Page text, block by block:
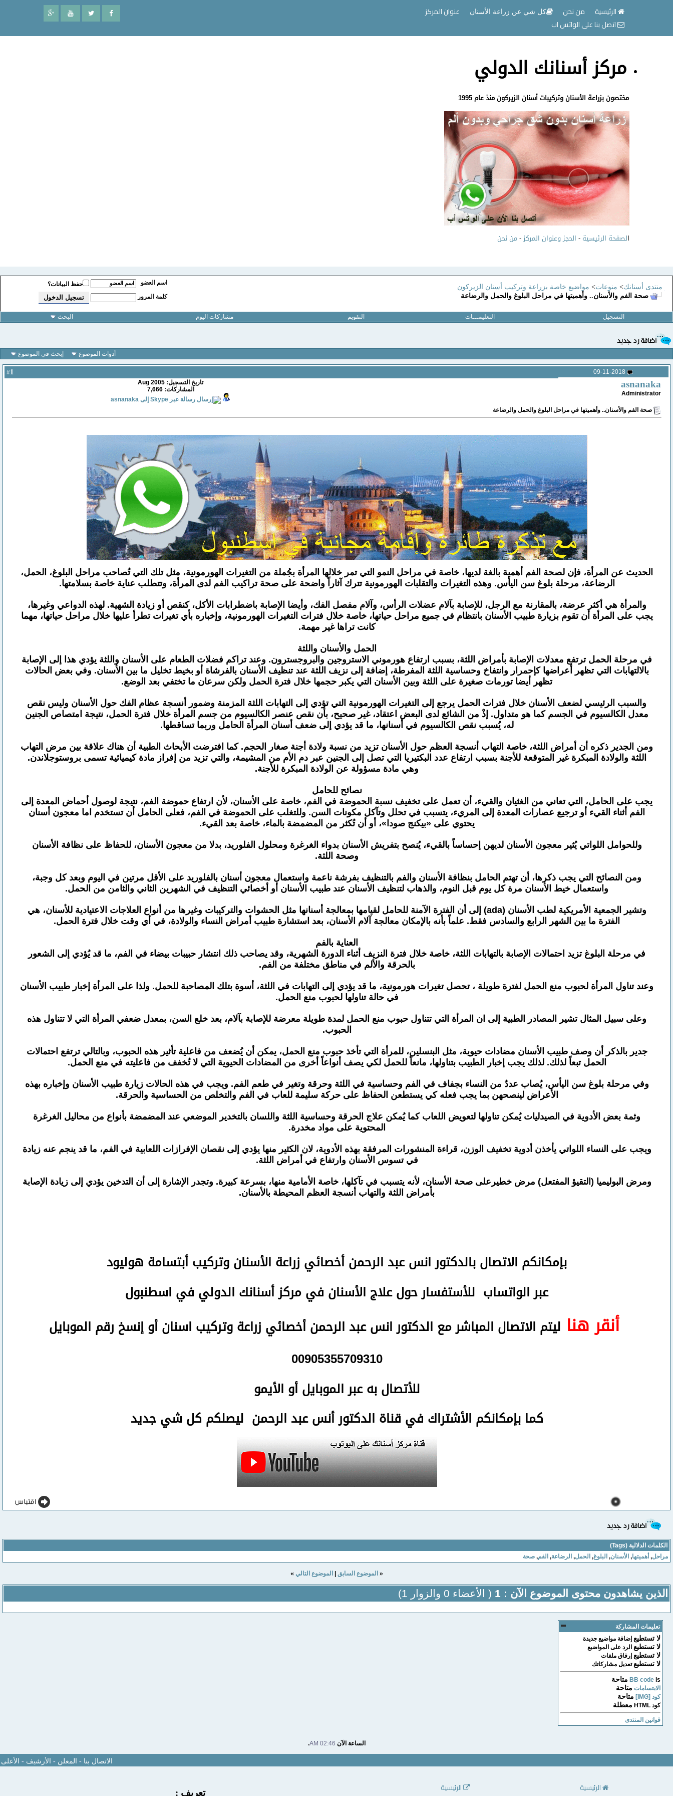
الرئيسية من نحن كل شي عن زراعة الأسنان
عنوان المركز
اتصل بنا على الواتس اب
مركز أسنانك الدولي
مختصون بزراعة الأسنان وتركيبات أسنان الزيركون منذ عام 1995
الصفحة الرئيسية - الحجز وعنوان المركز-من نحن
منتدى أسنانك> منوعات> مواضيع خاصة بزراعة وتركيب أسنان الزيركون
صحة الفم والأسنان.. وأهميتها في مراحل البلوغ والحمل والرضاعة
اسم العضو
حفظ البيانات؟
كلمة المرور
التسجيل التعليمـــات التقويم مشاركات اليوم البحث
أدوات الموضوع إبحث في الموضوع
09-11-2018
1
asnanaka
Administrator
تاريخ التسجيل: Aug 2005
المشاركات: 7,666
صحة الفم والأسنان.. وأهميتها في مراحل البلوغ والحمل والرضاعة
الحديث عن المرأة، فإن لصحة الفم أهمية بالغة لديها، خاصة في مراحل النمو التي تمر خلالها المرأة بجُملة من التغيرات الهورمونية، مثل تلك التي تُصاحب مراحل البلوغ، الحمل،
الرضاعة، مرحلة بلوغ سن اليأس. وهذه التغيرات والتقلبات الهورمونية تترك آثاراً واضحة على صحة تراكيب الفم لدى المرأة، وتتطلب عناية خاصة بسلامتها.
والمرأة هي أكثر عرضة، بالمقارنة مع الرجل، للإصابة بآلام عضلات الرأس، وآلام مفصل الفك، وأيضا الإصابة باضطرابات الأكل، كنقص أو زيادة الشهية. لهذه الدواعي وغيرها،
يجب على المرأة أن تقوم بزيارة طبيب الأسنان بانتظام في جميع مراحل حياتها، خاصة خلال فترات التغيرات الهورمونية، وإخباره بأي تغيرات تطرأ عليها خلال مراحل حياتها، مهما
كانت تراها غير مهمة.
الحمل والأسنان واللثة
في مرحلة الحمل ترتفع معدلات الإصابة بأمراض اللثة، بسبب ارتفاع هورموني الاستروجين والبروجسترون. وعند تراكم فضلات الطعام على الأسنان واللثة يؤدي هذا إلى الإصابة
بالالتهابات التي تظهر أعراضها كإحمرار وانتفاخ وحساسية اللثة المفرطة، إضافة إلى نزيف اللثة عند تنظيف الأسنان بالفرشاة أو بخيط تخليل ما بين الأسنان. وفي بعض الحالات
تظهر أيضا تورمات صغيرة على اللثة وبين الأسنان التي يكبر حجمها خلال فترة الحمل ولكن سرعان ما تختفي بعد الوضع.
والسبب الرئيسي لضعف الأسنان خلال فترات الحمل يرجع إلى التغيرات الهورمونية التي تؤدي إلى التهابات اللثة المزمنة وضمور أنسجة عظام الفك حول الأسنان وليس نقص
معدل الكالسيوم في الجسم كما هو متداول. إذْ من الشائع لدى البعض اعتقاد، غير صحيح، بأن نقص عنصر الكالسيوم من جسم المرأة خلال فترة الحمل، نتيجة امتصاص الجنين
له، يُسبب نقص الكالسيوم في أسنانها، ما قد يؤدي إلى ضعف أسنان المرأة الحامل وربما تساقطها.
ومن الجدير ذكره أن أمراض اللثة، خاصة التهاب أنسجة العظم حول الأسنان تزيد من نسبة ولادة أجنة صغار الحجم. كما افترضت الأبحاث الطبية أن هناك علاقة بين مرض التهاب
اللثة والولادة المبكرة غير المتوقعة للأجنة بسبب ارتفاع عدد البكتيريا التي تصل إلى الجنين عبر دم الأم من المشيمة، والتي تزيد من إفراز مادة كيميائية تسمى بروستوجلاندن.
وهي مادة مسؤولة عن الولادة المبكرة للأجنة.
نصائح للحامل
يجب على الحامل، التي تعاني من الغثيان والقيء، أن تعمل على تخفيف نسبة الحموضة في الفم، خاصة على الأسنان، لأن ارتفاع حموضة الفم، نتيجة لوصول أحماض المعدة إلى
الفم أثناء القيء أو ترجيع عصارات المعدة إلى المريء، يتسبب في تحلل وتآكل مكونات السن. وللتغلب على الحموضة في الفم، فعلى الحامل أن تستخدم اما معجون أسنان
يحتوي على «بيكنج صودا»، أو أن تُكثر من المضمضة بالماء، خاصة بعد القيء.
وللحوامل اللواتي يُثير معجون الأسنان لديهن إحساساً بالقيء، يُنصح بتفريش الأسنان بدواء الغرغرة ومحلول الفلوريد، بدلا من معجون الأسنان، للحفاظ على نظافة الأسنان
وصحة اللثة.
ومن النصائح التي يجب ذكرها، أن تهتم الحامل بنظافة الأسنان والفم بالتنظيف بفرشة ناعمة واستعمال معجون أسنان بالفلوريد على الأقل مرتين في اليوم وبعد كل وجبة،
واستعمال خيط الأسنان مرة كل يوم قبل النوم، والذهاب لتنظيف الأسنان عند طبيب الأسنان أو أخصائي التنظيف في الشهرين الثاني والثامن من الحمل.
وتشير الجمعية الأمريكية لطب الأسنان (ada) إلى أن الفترة الآمنة للحامل لقيامها بمعالجة أسنانها مثل الحشوات والتركيبات وغيرها من أنواع العلاجات الاعتيادية للأسنان، هي
الفترة ما بين الشهر الرابع والسادس فقط. علماً بأنه بالإمكان معالجة آلام الأسنان، بعد استشارة طبيب أمراض النساء والولادة، في أي وقت خلال فترة الحمل.
العناية بالفم
في مرحلة البلوغ تزيد احتمالات الإصابة بالتهابات اللثة، خاصة خلال فترة النزيف أثناء الدورة الشهرية، وقد يصاحب ذلك انتشار حبيبات بيضاء في الفم، ما قد يُؤدي إلى الشعور
بالحرقة والألم في مناطق مختلفة من الفم.
وعند تناول المرأة لحبوب منع الحمل لفترة طويلة ، تحصل تغيرات هورمونية، ما قد يؤدي إلى التهابات في اللثة، أسوة بتلك المصاحبة للحمل. ولذا على المرأة إخبار طبيب الأسنان
في حالة تناولها لحبوب منع الحمل.
وعلى سبيل المثال تشير المصادر الطبية إلى ان المرأة التي تتناول حبوب منع الحمل لمدة طويلة معرضة للإصابة بآلام، بعد خلع السن، بمعدل ضعفي المرأة التي لا تتناول هذه
الحبوب.
جدير بالذكر أن وصف طبيب الأسنان مضادات حيوية، مثل البنسلين، للمرأة التي تأخذ حبوب منع الحمل، يمكن أن يُضعف من فاعلية تأثير هذه الحبوب، وبالتالي ترتفع احتمالات
الحمل تبعاً لذلك. لذلك يجب إخبار الطبيب بتناولها، مانعاً للحمل لكي يصف أنواعاً أخرى من المضادات الحيوية التي لا تُخفف من فاعليته في منع الحمل.
وفي مرحلة بلوغ سن اليأس، يُصاب عددٌ من النساء بجفاف في الفم وحساسية في اللثة وحرقة وتغير في طعم الفم. ويجب في هذه الحالات زيارة طبيب الأسنان وإخباره بهذه
الأعراض لينصحهن بما يجب فعله كي يستطعن الحفاظ على حركة سليمة للعاب في الفم والتخلص من الحساسية والحرقة.
وثمة بعض الأدوية في الصيدليات يُمكن تناولها لتعويض اللعاب كما يُمكن علاج الحرقة وحساسية اللثة واللسان بالتخدير الموضعي عند المضمضة بأنواع من محاليل الغرغرة
المحتوية على مواد مخدرة.
ويجب على النساء اللواتي يأخذن أدوية تخفيف الوزن، قراءة المنشورات المرفقة بهذه الأدوية، لان الكثير منها يؤدي إلى نقصان الإفرازات اللعابية في الفم، ما قد ينجم عنه زيادة
في تسوس الأسنان وارتفاع في أمراض اللثة.
ومرض البوليميا (التقيؤ المفتعل) مرض خطيرعلى صحة الأسنان، لأنه يتسبب في تآكلها، خاصة الأمامية منها، بسرعة كبيرة. وتجدر الإشارة إلى أن التدخين يؤدي إلى زيادة الإصابة
بأمراض اللثة والتهاب أنسجة العظم المحيطة بالأسنان.
بإمكانكم الاتصال بالدكتور انس عبد الرحمنأخصائي زراعة الأسنان وتركيب أبتسامة هوليود
عبر الواتساب للأستفسار حول علاج الأسنان في مركز أسنانك الدولي في اسطنبول
أنقر هنا ليتم الاتصال المباشر مع الدكتور انس عبد الرحمن أخصائي زراعة وتركيب اسنانأوإنسخ رقم الموبايل
00905355709310
للأتصالبه عبر الموبايل أو الأيمو
كما بإمكانكم الأشتراك في قناة الدكتور أنس عبد الرحمن ليصلكم كل شي جديد
الكلمات الدلالية (Tags)
مراحل, أهميتها, الأسنان, البلوغ, الحمل, الرضاعة, الفم, صحة
« الموضوع السابق الموضوع التالي »
الذين يشاهدون محتوى الموضوع الآن : 1 ( الأعضاء 0 والزوار 1)
تعليمات المشاركة
لا تستطيع إضافة مواضيع جديدة
لا تستطيع الرد على المواضيع
لا تستطيع إرفاق ملفات
لا تستطيعتعديل مشاركاتك
BB code is متاحة
الابتسامات متاحة
كود [IMG] متاحة
كود HTML معطلة
قوانين المنتدى
الساعة الآن 02:46 AM
.
الاتصال بنا - المعلن - الأرشيف - الأعلى
الرئيسية الرئيسية تعريف :